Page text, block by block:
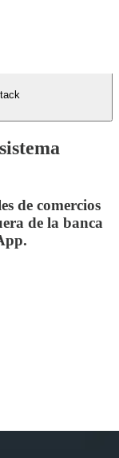
de comercios
de la banca